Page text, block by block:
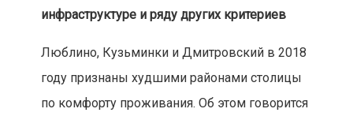
инфраструктуре и ряду других критериев
Люблино, Кузьминки и Дмитровский в 2018
году признаны худшими районами столицы
по комфорту проживания. Об этом говорится